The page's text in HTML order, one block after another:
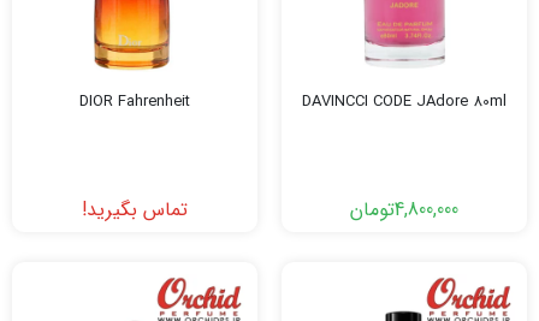
DAVINCCI CODE JAdore 80ml
4,800,000تومان
DIOR Fahrenheit
تماس بگیرید!